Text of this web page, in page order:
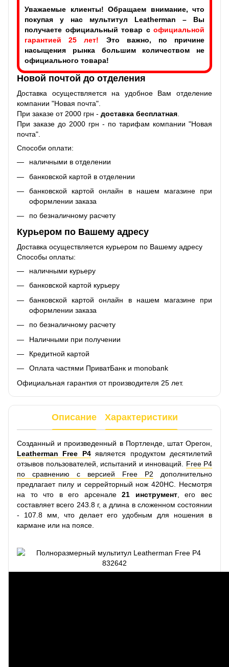
Уважаемые клиенты! Обращаем внимание, что
покупая у нас мультитул Leatherman – Вы
получаете официальный товар с официальной
гарантией 25 лет! Это важно, по причине
насыщения рынка большим количеством не
официального товара!
Новой почтой до отделения
Доставка осуществляется на удобное Вам отделение
компании "Новая почта".
При заказе от 2000 грн - доставка бесплатная
При заказе до 2000 грн - по тарифам компании "Новая
почта".
Способи оплати:
наличными в отделении
банковской картой в отделении
банковской картой онлайн в нашем магазине при
оформлении заказа
по безналичному расчету
Курьером по Вашему адресу
Доставка осуществляется курьером по Вашему адресу
Способы оплаты:
наличными курьеру
банковской картой курьеру
банковской картой онлайн в нашем магазине при
оформлении заказа
по безналичному расчету
Наличными при получении
Кредитной картой
Оплата частями ПриватБанк и monobank
Официальная гарантия от производителя 25 лет.
Описание Характеристики
Созданный и произведенный в Портленде, штат Орегон,
Leatherman Free P4является продуктом десятилетий
отзывов пользователей, испытаний и инноваций. Free P4
по сравнению с версией Free P2 дополнительно
предлагает пилу и серрейторный нож 420HC. Несмотря
на то что в его арсенале21 инструмент, его вес
составляет всего 243.8 г, а длина в сложенном состоянии
- 107.8 мм, что делает его удобным для ношения в
кармане или на поясе.